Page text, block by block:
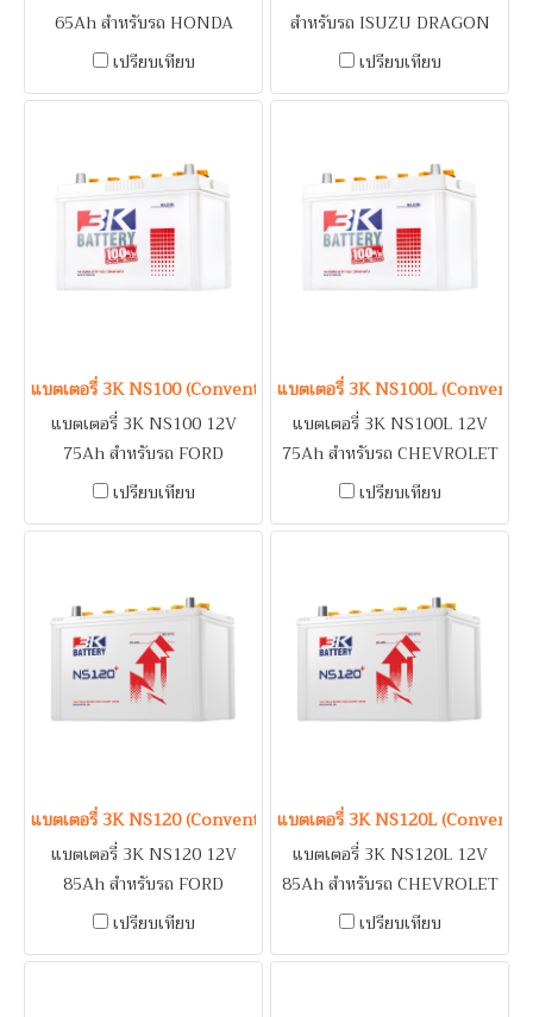
65Ah สำหรับรถ HONDA
ACCORD (89-93) / ISUZU
URVAN / TOYOTA
COROLLA, CORONA
เปรียบเทียบ
สำหรับรถ ISUZU DRAGON
EYE, TFR 2.5 / NISSAN
อาคาร (Fire Pump)
เปรียบเทียบ
แบตเตอรี่ 3K NS100 (Conventional Type) 12V 75Ah
แบตเตอรี่ 3K NS100 12V
75Ah สำหรับรถ FORD
EVEREST, RANGER /
MITSUBISHI L200 STRADA /
NISSAN URVAN / TOYOTA
HIACE, SPORT RIDER 2.5,
TIGER 2.5 / รถบรรทุก / เครื่อง
ปั่นไฟ (Generator) / ระบบดับ
เปรียบเทียบ
แบตเตอรี่ 3K NS100L
แบตเตอรี่ 3K NS100L 12V
75Ah สำหรับรถ CHEVROLET
COLORADO 2.5, 2.8 / ISUZU
VIGO 2.5, 2.7 / รถบรรทุก /
เครื่องปั่นไฟ (Generator) /
ระบบดับเพลิงอาคาร (Fire
Pump)
เปรียบเทียบ
แบตเตอรี่ 3K NS120 (Conventional Type) 12V 85Ah
แบตเตอรี่ 3K NS120 12V
85Ah สำหรับรถ FORD
EVEREST / HYUNDAI H1 /
เปรียบเทียบ
แบตเตอรี่ 3K NS120L
แบตเตอรี่ 3K NS120L 12V
85Ah สำหรับรถ CHEVROLET
COLORADO 2.8, 3.0 /
เปรียบเทียบ